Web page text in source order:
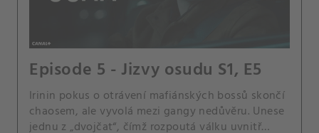
Episode 5 - Jizvy osudu S1, E5
Irinin pokus o otrávení mafiánských bossů skončí
chaosem, ale vyvolá mezi gangy nedůvěru. Unese
jednu z „dvojčat“, čímž rozpoutá válku uvnitř